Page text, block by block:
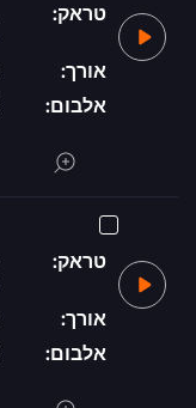
טראק:
אורך:
אלבום:
טראק:
אורך:
אלבום: